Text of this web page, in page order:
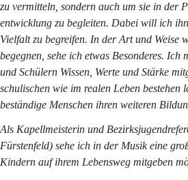
zu vermitteln, sondern auch um sie in der
entwicklung zu begleiten. Dabei will ich
Vielfalt zu begreifen. In der Art und Weise
begegnen, sehe ich etwas Besonderes. Ich
und Schülern Wissen, Werte und Stärke
schulischen wie im realen Leben bestehen
beständige Menschen ihren weiteren
Als Kapellmeisterin und
Fürstenfeld) sehe ich in der Musik eine
Kindern auf ihrem Lebensweg mitgeben